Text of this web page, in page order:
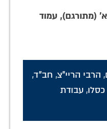
(מתורגם), עמוד
, הרבי הריי"צ, חב"ד,
כסלו, עבודת